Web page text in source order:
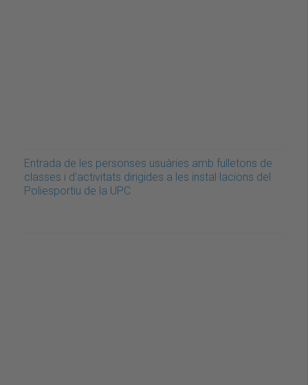
Entrada de les personses usuàries amb fulletons de
classes i d'activitats dirigides a les instal·lacions del
Poliesportiu de la UPC